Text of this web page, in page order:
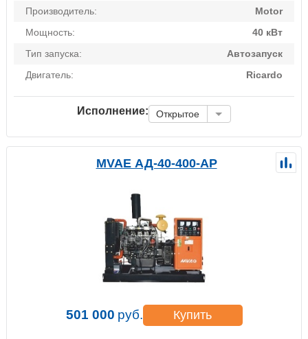
Производитель:
Motor
Мощность:
40 кВт
Тип запуска:
Автозапуск
Двигатель:
Ricardo
Исполнение: Открытое
MVAE АД-40-400-АР
501 000 руб. Купить